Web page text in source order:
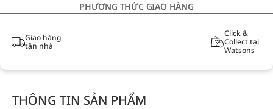
PHƯƠNG THỨC GIAO HÀNG
Giao hàng
tận nhà
Click &
Collect tại
Watsons
THÔNG TIN SẢN PHẨM